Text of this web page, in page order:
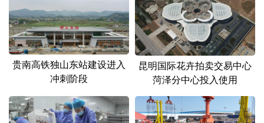
多语种频道
English Español Français عربى
Русский язык 日本語 한국어
Deutsch Português
贵南高铁独山东站建设进入
冲刺阶段
昆明国际花卉拍卖交易中心
菏泽分中心投入使用